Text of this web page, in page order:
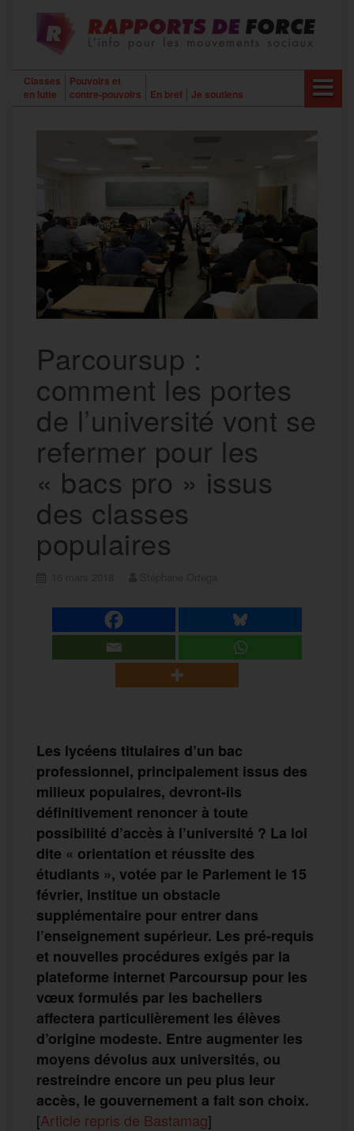
contenu
Classes
en lutte
Pouvoirs et
contre-pouvoirs
En bref Je soutiens
Parcoursup :
comment les portes
de l’université vont se
refermer pour les
« bacs pro » issus
des classes
populaires
Les lycéens titulaires d’un bac
professionnel, principalement issus des
milieux populaires, devront-ils
définitivement renoncer à toute
possibilité d’accès à l’université ? La loi
dite « orientation et réussite des
étudiants », votée par le Parlement le 15
février, institue un obstacle
supplémentaire pour entrer dans
l’enseignement supérieur. Les pré-requis
et nouvelles procédures exigés par la
plateforme internet Parcoursup pour les
vœux formulés par les bacheliers
affectera particulièrement les élèves
d’origine modeste. Entre augmenter les
moyens dévolus aux universités, ou
restreindre encore un peu plus leur
accès, le gouvernement a fait son choix.
[Article repris de Bastamag]